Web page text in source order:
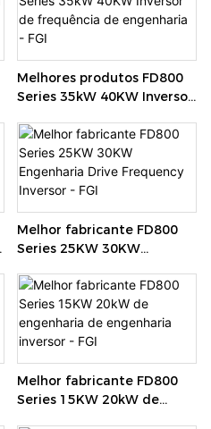
Melhores produtos FD800
Series 35kW 40KW Inversor
engenharia - FGI
Melhor fabricante FD800
Series 25KW 30KW
Frequency Inversor - FGI
Melhor fabricante FD800
Series 15KW 20kW de